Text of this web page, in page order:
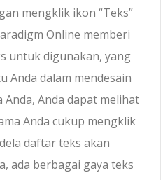
mengklik ikon “Teks”
Online memberi
untuk digunakan, yang
Anda dalam mendesain
Anda dapat melihat
Anda cukup mengklik
daftar teks akan
ada berbagai gaya teks